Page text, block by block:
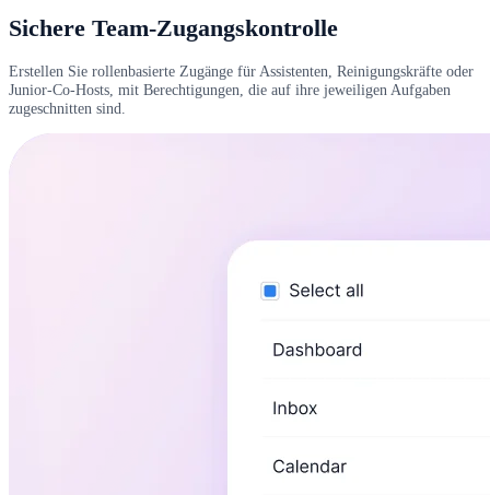
Sichere Team-Zugangskontrolle
Erstellen Sie rollenbasierte Zugänge für Assistenten, Reinigungskräfte oder
Junior-Co-Hosts, mit Berechtigungen, die auf ihre jeweiligen Aufgaben
zugeschnitten sind.